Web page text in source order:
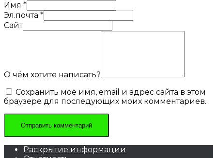
Имя *
Эл.почта *
Сайт
О чём хотите написать?
Сохранить моё имя, email и адрес сайта в этом
браузере для последующих моих комментариев.
Раскрытие информации